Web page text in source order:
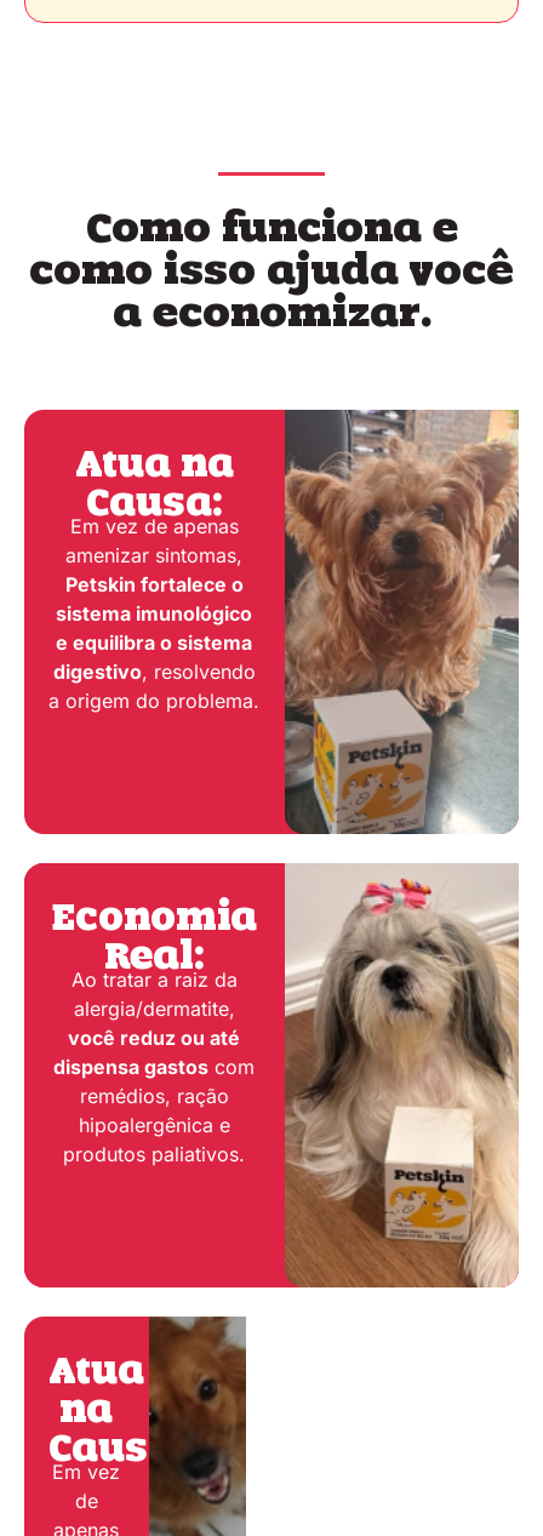
Como funciona e
como isso ajuda você
a economizar.
Atua na
Causa:
Em vez de apenas
amenizar sintomas,
Petskin fortalece o
sistema imunológico
e equilibra o sistema
digestivo, resolvendo
a origem do problema.
Economia
Real:
Ao tratar a raiz da
alergia/dermatite,
você reduz ou até
dispensa gastos com
remédios, ração
hipoalergênica e
produtos paliativos.
Atua
na
Causa:
Em vez
de
apenas